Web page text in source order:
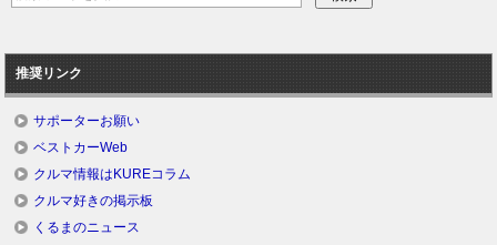
推奨リンク
サポーターお願い
ベストカーWeb
クルマ情報はKUREコラム
クルマ好きの掲示板
くるまのニュース